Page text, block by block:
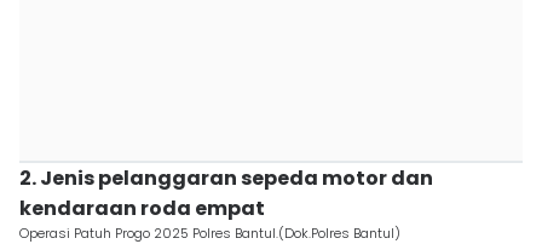
2. Jenis pelanggaran sepeda motor dan
kendaraan roda empat
Operasi Patuh Progo 2025 Polres Bantul.(Dok.Polres Bantul)